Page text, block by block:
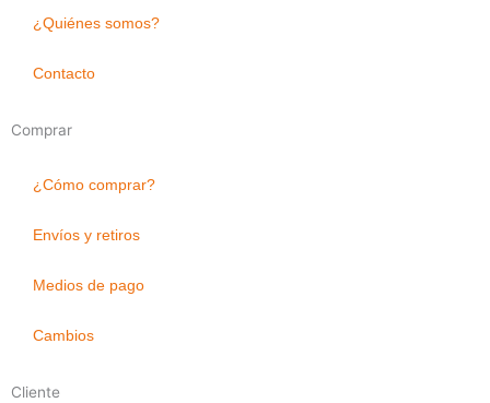
¿Quiénes somos?
Contacto
Comprar
¿Cómo comprar?
Envíos y retiros
Medios de pago
Cambios
Cliente